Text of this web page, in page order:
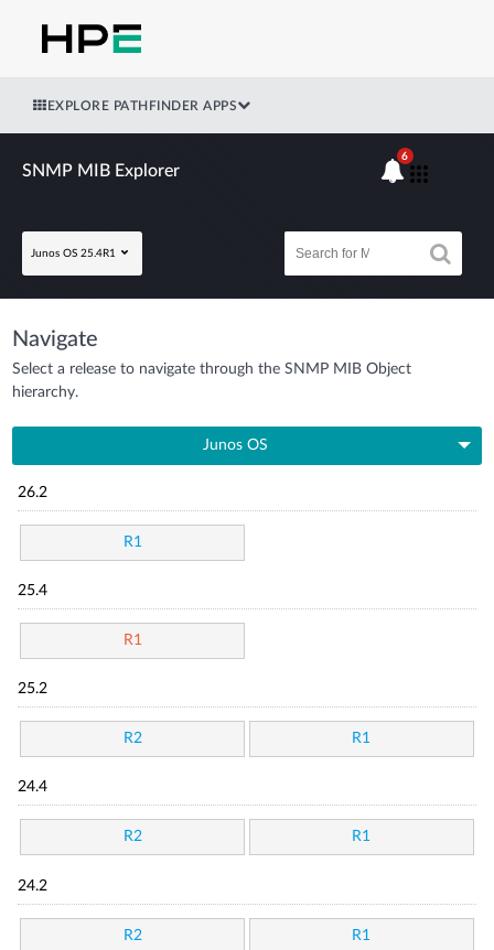
EXPLORE PATHFINDER APPS
SNMP MIB Explorer
Junos OS 25.4R1
6
Navigate
Select a release to navigate through the SNMP MIB Object
hierarchy.
Junos OS
26.2
R1
25.4
R1
25.2
R2 R1
24.4
R2 R1
24.2
R2 R1